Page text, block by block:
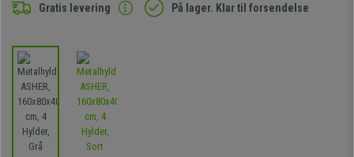
Gratis levering På lager. Klar til forsendelse